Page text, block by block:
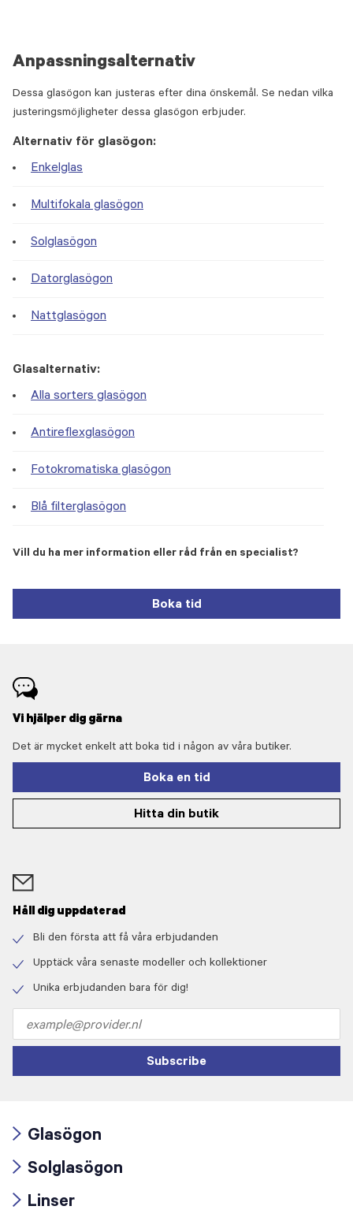
Anpassningsalternativ
Dessa glasögon kan justeras efter dina önskemål. Se nedan vilka
justeringsmöjligheter dessa glasögon erbjuder.
Alternativ för glasögon:
Enkelglas
Multifokala glasögon
Solglasögon
Datorglasögon
Nattglasögon
Glasalternativ:
Alla sorters glasögon
Antireflexglasögon
Fotokromatiska glasögon
Blå filterglasögon
Vill du ha mer information eller råd från en specialist?
Boka tid
Vi hjälper dig gärna
Det är mycket enkelt att boka tid i någon av våra butiker.
Boka en tid
Hitta din butik
Håll dig uppdaterad
icon
Bli den första att få våra erbjudanden
icon
Upptäck våra senaste modeller och kollektioner
Unika erbjudanden bara för dig!
address
Subscribe
icon
Glasögon
icon
Solglasögon
Linser